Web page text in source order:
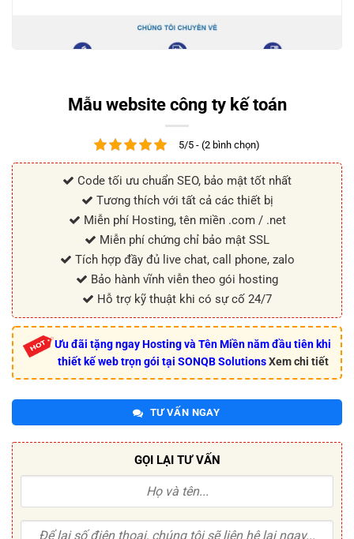
Mẫu website công ty kế toán
5/5 - (2 bình chọn)
Code tối ưu chuẩn SEO, bảo mật tốt nhất
Tương thích với tất cả các thiết bị
Miễn phí Hosting, tên miền .com / .net
Miễn phí chứng chỉ bảo mật SSL
Tích hợp đầy đủ live chat, call phone, zalo
Bảo hành vĩnh viễn theo gói hosting
Hỗ trợ kỹ thuật khi có sự cố 24/7
Ưu đãi tặng ngay Hosting và Tên Miền năm đầu tiên khi
thiết kế web trọn gói tại SONQB SolutionsXem chi tiết
TƯ VẤN NGAY
GỌI LẠI TƯ VẤN